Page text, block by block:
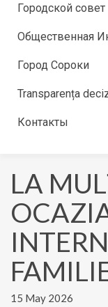
Городской совет
Общественная
Город Сороки
Transparența
Контакты
LA
15 May 2026